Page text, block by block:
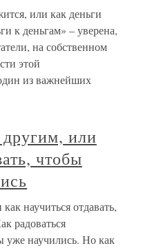
или как деньги
к деньгам» – уверена,
на собственном
этой
из важнейших
или
чтобы
научиться отдавать,
радоваться
научились. Но как